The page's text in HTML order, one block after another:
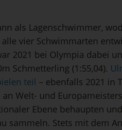
als Lagenschwimmer,
vier Schwimmarten
2021 bei Olympia dabei
Schmetterling (1:55,04).
teil – ebenfalls 2021 in
Welt- und
Ebene behaupten
sammeln. Stets mit dem